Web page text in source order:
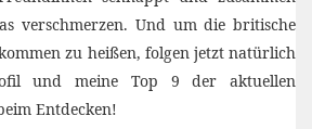
verschmerzen. Und um die britische
zu heißen, folgen jetzt natürlich
und meine Top 9 der aktuellen
Entdecken!